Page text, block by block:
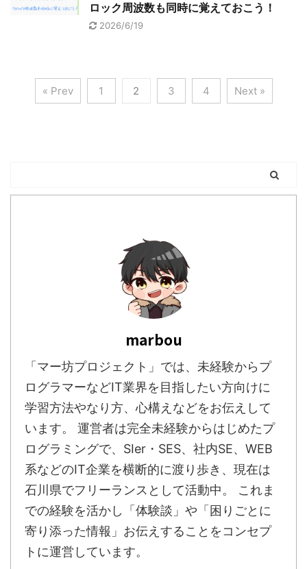
ロック周波数も同時に覚えておこう！
2026/6/19
« Prev 1 2 3 4 Next »
marbou
「マー坊プロジェクト」では、未経験からプ
ログラマーなどIT業界を目指したい方向けに
学習方法やなり方、心構えなどをお伝えして
います。 運営者は完全未経験からはじめたプ
ログラミングで、SIer・SES、社内SE、WEB
系などのIT企業を横断的に渡り歩き、現在は
石川県でフリーランスとして活動中。 これま
での経験を活かし「体験談」や「困りごとに
寄り添った情報」お伝えすることをコンセプ
トに運営しています。